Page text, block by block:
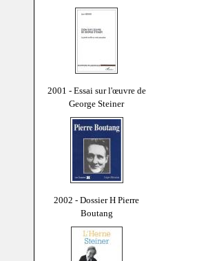
2001 - Essai sur l'œuvre de
George Steiner
2002 - Dossier H Pierre
Boutang